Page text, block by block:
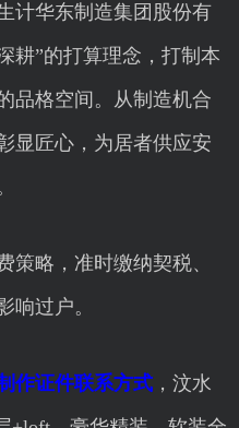
华东制造集团股份有
耕”的打算理念，打制本
品格空间。从制造机合
显匠心，为居者供应安
略，准时缴纳契税、
响过户。
作证件联系方式，汶水